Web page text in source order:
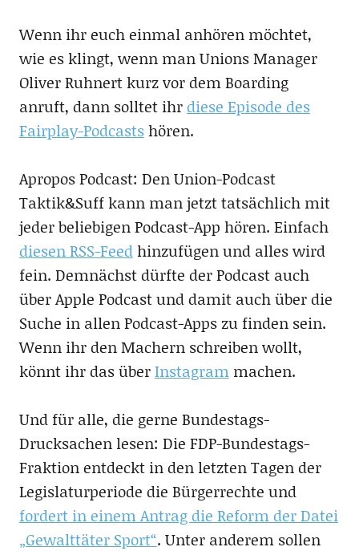
Wenn ihr euch einmal anhören möchtet,
wie es klingt, wenn man Unions Manager
Oliver Ruhnert kurz vor dem Boarding
anruft, dann solltet ihr diese Episode des
Fairplay-Podcastshören.
Apropos Podcast: Den Union-Podcast
Taktik&Suff kann man jetzt tatsächlich mit
jeder beliebigen Podcast-App hören. Einfach
diesen RSS-Feedhinzufügen und alles wird
fein. Demnächst dürfte der Podcast auch
über Apple Podcast und damit auch über die
Suche in allen Podcast-Apps zu finden sein.
Wenn ihr den Machern schreiben wollt,
könnt ihr das überInstagrammachen.
Und für alle, die gerne Bundestags-
Drucksachen lesen: Die FDP-Bundestags-
Fraktion entdeckt in den letzten Tagen der
Legislaturperiode die Bürgerrechte und
fordert in einem Antrag die Reform der Datei
„Gewalttäter Sport“. Unter anderem sollen